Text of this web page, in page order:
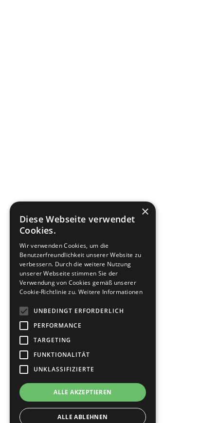
×
Diese Webseite verwendet
Cookies.
Wir verwenden Cookies, um die
Benutzerfreundlichkeit unserer Website zu
verbessern. Durch die weitere Nutzung
unserer Webseite stimmen Sie der
Verwendung von Cookies gemäß unserer
Cookie-Richtlinie zu. Weitere Informationen
UNBEDINGT ERFORDERLICH
PERFORMANCE
TARGETING
FUNKTIONALITÄT
UNKLASSIFIZIERTE
ALLE AKZEPTIEREN
ALLE ABLEHNEN